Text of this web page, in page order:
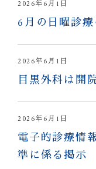
2026年6月1日
6月の日曜診
2026年6月1日
目黒外科は開
2026年6月1日
電子的診療情
準に係る掲示